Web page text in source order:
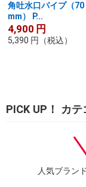
角吐水口パイプ（70
mm） P...
4,900 円
5,390 円 （税込）
PICK UP！ カテ
人気ブラン